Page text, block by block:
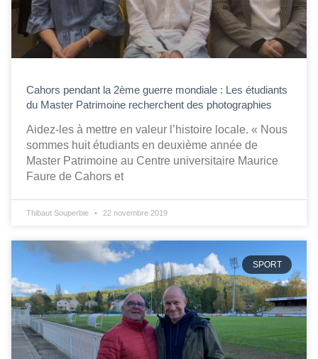
Cahors pendant la 2ème guerre mondiale : Les étudiants
du Master Patrimoine recherchent des photographies
Aidez-les à mettre en valeur l’histoire locale. « Nous
sommes huit étudiants en deuxième année de
Master Patrimoine au Centre universitaire Maurice
Faure de Cahors et
Thibaut Souperbie 22 novembre 2019
SPORT